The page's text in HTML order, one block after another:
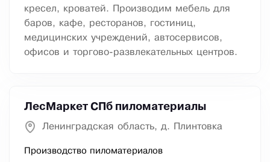
кресел, кроватей. Производим мебель для
баров, кафе, ресторанов, гостиниц,
медицинских учреждений, автосервисов,
офисов и торгово-развлекательных центров.
ЛесМаркет СПб пиломатериалы
Ленинградская область, д. Плинтовка
Производство пиломатериалов